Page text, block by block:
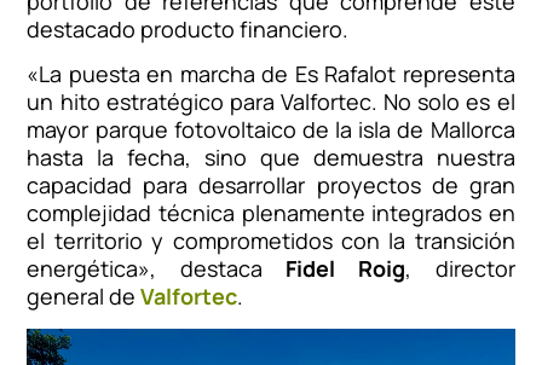
destacado producto financiero.
«La puesta en marcha de Es Rafalot representa
un hito estratégico para Valfortec. No solo es el
mayor parque fotovoltaico de la isla de Mallorca
hasta la fecha, sino que demuestra nuestra
capacidad para desarrollar proyectos de gran
complejidad técnica plenamente integrados en
el territorio y comprometidos con la transición
energética», destaca Fidel Roig, director
general deValfortec.